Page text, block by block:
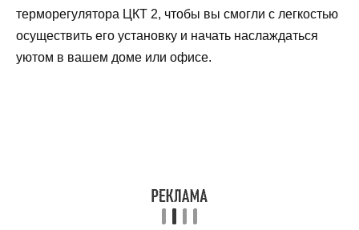
терморегулятора ЦКТ 2, чтобы вы смогли с легкостью
осуществить его установку и начать наслаждаться
уютом в вашем доме или офисе.